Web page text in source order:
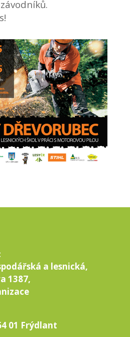
a lesnická,
1387,
01 Frýdlant